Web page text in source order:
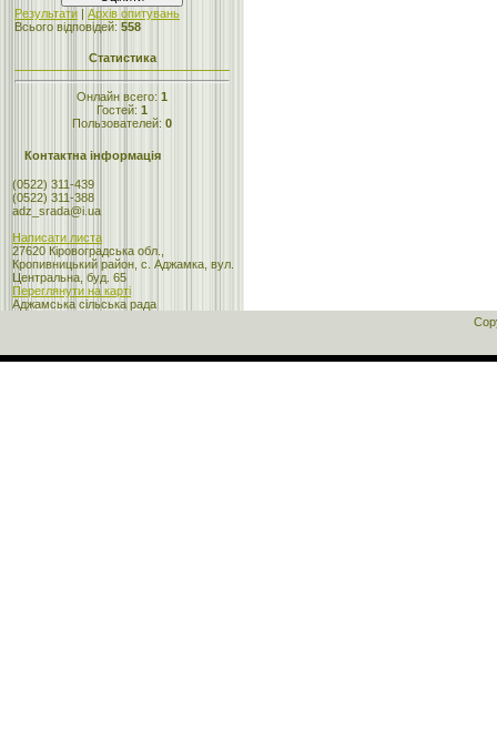
Результати | Архів опитувань
Всього відповідей: 558
Статистика
Онлайн всего: 1
Гостей: 1
Пользователей: 0
Контактна інформація
(0522) 311-439
(0522) 311-388
adz_srada@i.ua
Написати листа
27620 Кіровоградська обл.,
Кропивницький район, с. Аджамка, вул.
Центральна, буд. 65
Переглянути на карті
Аджамська сільська рада